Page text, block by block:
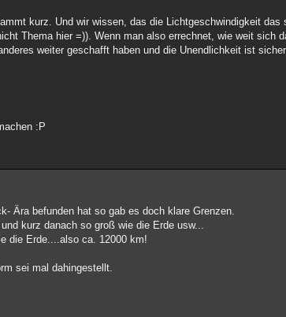
kurz. Und wir wissen, das die Lichtgeschwindigkeit
Thema hier =)). Wenn man also errechnet, wie weit sich
weiter geschafft haben und die Unendlichkeit ist
:P
Ära befunden hat so gab es doch klare Grenzen.
kurz danach so groß wie die Erde usw...
die Erde....also ca. 12000 km!
sei mal dahingestellt.